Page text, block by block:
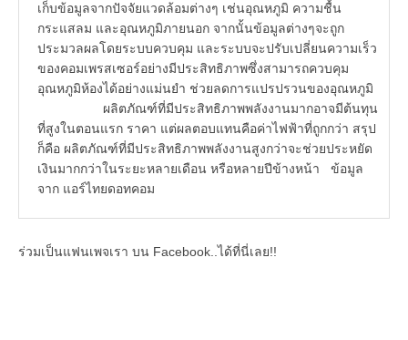
เก็บข้อมูลจากปัจจัยแวดล้อมต่างๆ เช่นอุณหภูมิ ความชื้น
กระแสลม และอุณหภูมิภายนอก จากนั้นข้อมูลต่างๆจะถูก
ประมวลผลโดยระบบควบคุม และระบบจะปรับเปลี่ยนความเร็ว
ของคอมเพรสเซอร์อย่างมีประสิทธิภาพซึ่งสามารถควบคุม
อุณหภูมิห้องได้อย่างแม่นยำ ช่วยลดการแปรปรวนของอุณหภูมิ
ผลิตภัณฑ์ที่มีประสิทธิภาพพลังงานมากอาจมีต้นทุน
ที่สูงในตอนแรก ราคา แต่ผลตอบแทนคือค่าไฟฟ้าที่ถูกกว่า สรุป
ก็คือ ผลิตภัณฑ์ที่มีประสิทธิภาพพลังงานสูงกว่าจะช่วยประหยัด
เงินมากกว่าในระยะหลายเดือน หรือหลายปีข้างหน้า ข้อมูล
จาก แอร์ไทยดอทคอม
ร่วมเป็นแฟนเพจเรา บน Facebook..ได้ที่นี่เลย!!